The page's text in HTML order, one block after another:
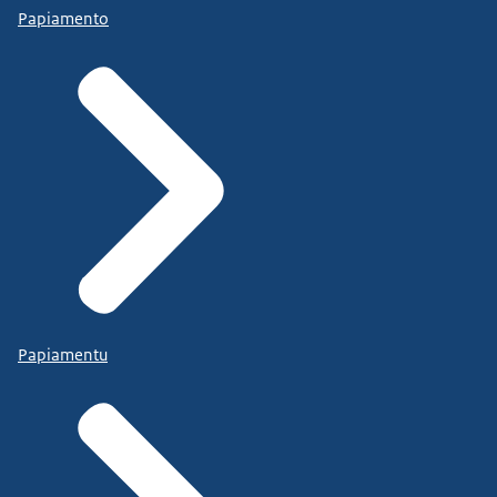
Papiamento
Papiamentu